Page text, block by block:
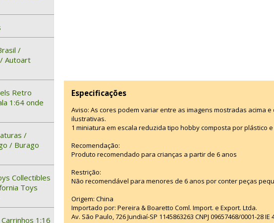
/
Autoart
Retro
1:64 onde
/
/ Burago
Collectibles
Toys
1:16
Especificações
Aviso: As cores podem variar entre as imagens mostradas acima
ilustrativas.
1 miniatura em escala reduzida tipo hobby composta por plástico
Recomendação:
Produto recomendado para crianças a partir de 6 anos
Restrição:
Não recomendável para menores de 6 anos por conter peças
Origem: China
Importado por: Pereira & Boaretto Coml. Import. e Export. Ltda.
Av. São Paulo, 726 Jundiaí-SP 1145863263 CNPJ 09657468/0001-28 IE